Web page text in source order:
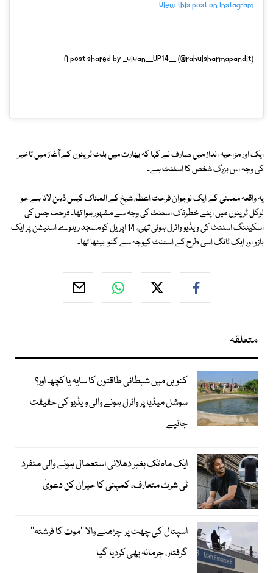
View this post on Instagram
A post shared by _vivan__UP14__ (@rahulsharmapandit)
ایک اور مزاحیہ انداز میں صارف نے کہا کہ بھارت میں بلٹ ٹرینوں کے آغاز میں تاخیر
کی وجہ اس بزرگ شخص کا اسٹنٹ ہے۔
یہ واقعہ ممبئی کے ایک نوجوان فرحت اعظم شیخ کے المناک کیس ذہن لاتا ہے جو
لوکل ٹرینوں میں اپنے خطرناک اسٹنٹ کی وجہ سے مشہور ہوا تھا۔ فرحت جس کی
اسکیٹنگ اسٹنٹ کی ویڈیو وائرل ہوئی تھی، 14 اپریل کو مسجد ریلوے اسٹیشن پر ایک
بازو اور ایک ٹانگ اسی طرح کے اسٹنٹ کیوجہ سے گنوا بیٹھا تھا۔
متعلقہ
کنویں میں شیطانی طاقتوں کا سایہ یا کچھ اور؟
سوشل میڈیا پر وائرل ہونے والی ویڈیو کی حقیقت
جانیے
ایک ماہ تک بغیر دھلائی استعمال ہونے والی منفرد
ٹی شرٹ متعارف، کمپنی کا حیران کن دعویٰ
اسپتال کی چھت پر چڑھنے والا ’’موت کا فرشتہ‘‘
گرفتار، جرمانہ بھی کردیا گیا